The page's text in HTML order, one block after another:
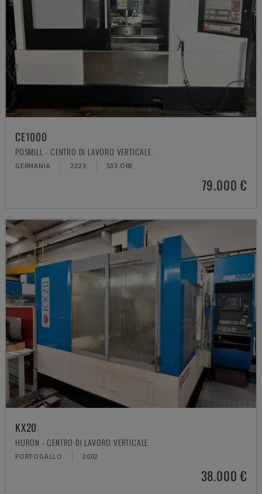
CE1000
POSMILL - CENTRO DI LAVORO VERTICALE
GERMANIA 2023 533 ORE
79.000 €
KX20
HURON - CENTRO DI LAVORO VERTICALE
PORTOGALLO 2002
38.000 €